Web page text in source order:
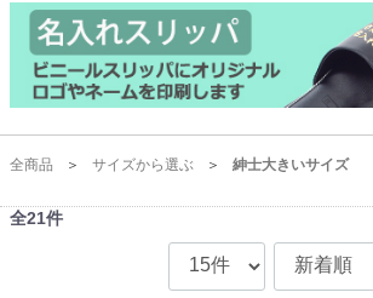
全商品 サイズから選ぶ 紳士大きいサイズ
全21件